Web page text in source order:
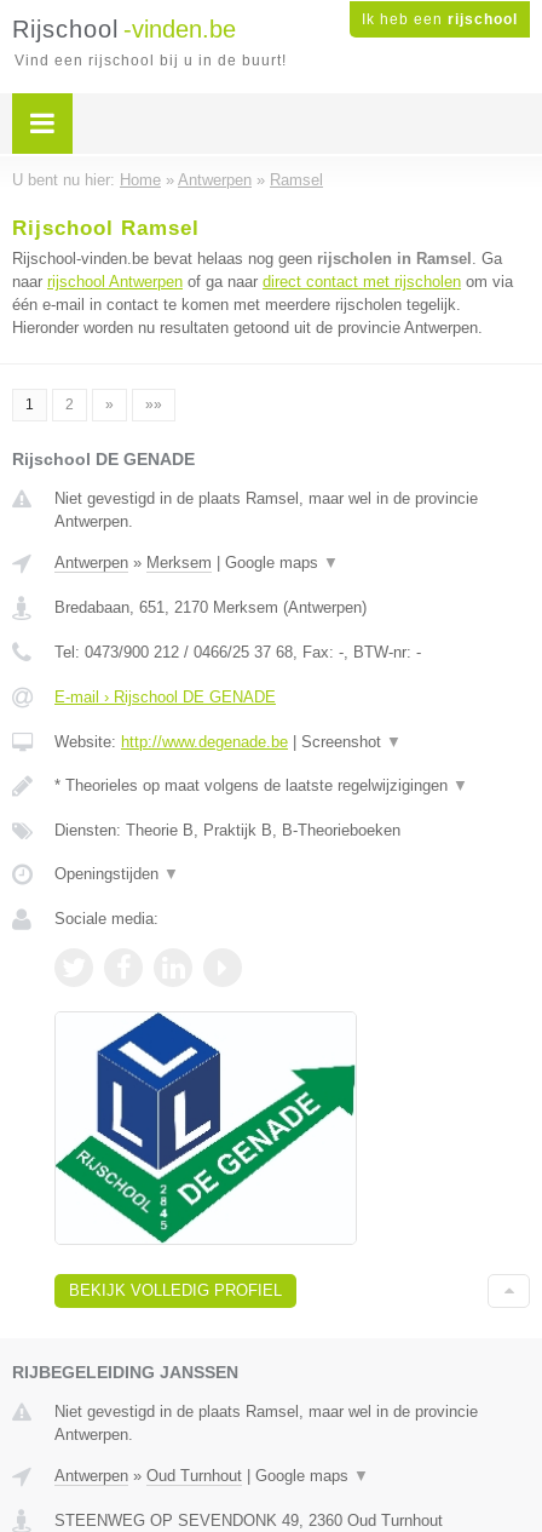
Ik heb een rijschool
Rijschool -vinden.be
Vind een rijschool bij u in de buurt!
U bent nu hier: Home » Antwerpen » Ramsel
Rijschool Ramsel
Rijschool-vinden.be bevat helaas nog geen rijscholen in Ramsel . Ga
naar rijschool Antwerpen of ga naar direct contact met rijscholen om via
één e-mail in contact te komen met meerdere rijscholen tegelijk.
Hieronder worden nu resultaten getoond uit de provincie Antwerpen.
1 2 » »»
Rijschool DE GENADE
Niet gevestigd in de plaats Ramsel, maar wel in de provincie
Antwerpen.
Antwerpen » Merksem Google maps ▼
Bredabaan, 651, 2170 Merksem (Antwerpen)
Tel: 0473/900 212 / 0466/25 37 68, Fax: -, BTW-nr: -
E-mail › Rijschool DE GENADE
Website: http://www.degenade.be Screenshot ▼
* Theorieles op maat volgens de laatste regelwijzigingen ▼
Diensten: Theorie B, Praktijk B, B-Theorieboeken
Openingstijden ▼
Sociale media:
BEKIJK VOLLEDIG PROFIEL
RIJBEGELEIDING JANSSEN
Niet gevestigd in de plaats Ramsel, maar wel in de provincie
Antwerpen.
Antwerpen » Oud Turnhout Google maps ▼
STEENWEG OP SEVENDONK 49, 2360 Oud Turnhout